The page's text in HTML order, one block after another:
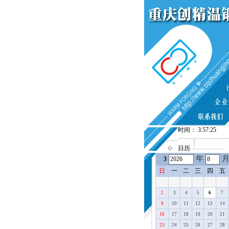
时间： 3:57:25
日历
3
年 月
日
一 二 三 四 五
2 3 4 5 6 7
9 10 11 12 13 14
16 17 18 19 20 21
23 24 25 26 27 28